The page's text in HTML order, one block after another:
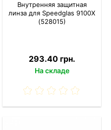
Внутренняя защитная
линза для Speedglas 9100X
(528015)
293.40 грн.
На складе